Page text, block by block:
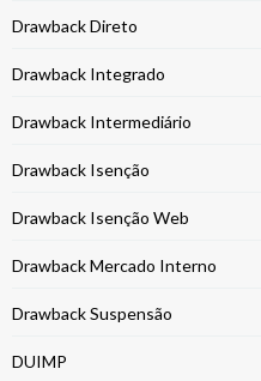
Drawback Direto
Drawback Integrado
Drawback Intermediário
Drawback Isenção
Drawback Isenção Web
Drawback Mercado Interno
Drawback Suspensão
DUIMP